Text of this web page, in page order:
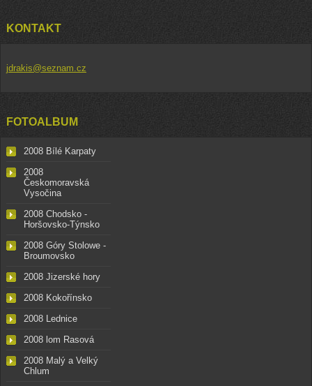
KONTAKT
jdrakis@seznam.cz
FOTOALBUM
2008 Bílé Karpaty
2008
Českomoravská
Vysočina
2008 Chodsko -
Horšovsko-Týnsko
2008 Góry Stolowe -
Broumovsko
2008 Jizerské hory
2008 Kokořínsko
2008 Lednice
2008 lom Rasová
2008 Malý a Velký
Chlum